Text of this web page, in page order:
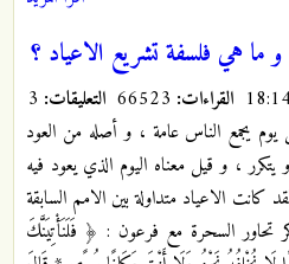
و ما هي فلسفة تشريع الاعياد ؟
القراءات: التعليقات:
يجمع الناس عامة ، و أصله من العود
، و قيل معناه اليوم الذي يعود فيه
كانت الاعياد متداولة بين الامم السابقة
السحرة مع فرعون : ﴿ فَلَنَأْتِيَنَّكَ